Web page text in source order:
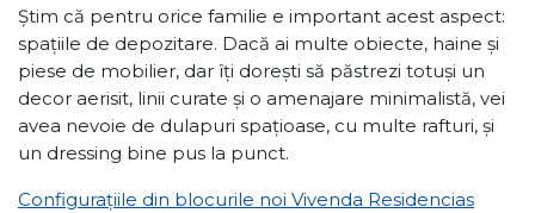
Știm că pentru orice familie e important acest aspect:
spațiile de depozitare. Dacă ai multe obiecte, haine și
piese de mobilier, dar îți dorești să păstrezi totuși un
decor aerisit, linii curate și o amenajare minimalistă, vei
avea nevoie de dulapuri spațioase, cu multe rafturi, și
un dressing bine pus la punct.
Configurațiile din blocurile noi Vivenda Residencias